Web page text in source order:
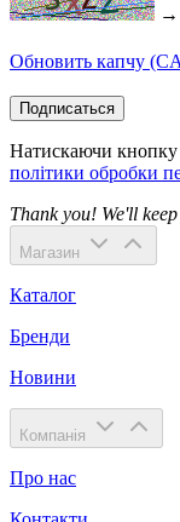
→
Обновить капчу
Подписаться
Натискаючи
політики обробки
Thank you! We'll
Магазин
Каталог
Бренди
Новини
Компанія
Про нас